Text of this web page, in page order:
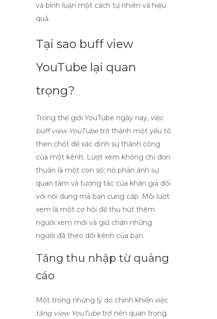
và bình luận một cách tự nhiên và hiệu
quả.
Tại sao buff view
YouTube lại quan
trọng?
Trong thế giới YouTube ngày nay, việc
buff view YouTubetrở thành một yếu tố
then chốt để xác định sự thành công
của một kênh. Lượt xem không chỉ đơn
thuần là một con số; nó phản ánh sự
quan tâm và tương tác của khán giả đối
với nội dung mà bạn cung cấp. Mỗi lượt
xem là một cơ hội để thu hút thêm
người xem mới và giữ chân những
người đã theo dõi kênh của bạn.
Tăng thu nhập từ quảng
cáo
Một trong những lý do chính khiến việc
tăng view YouTubetrở nên quan trọng